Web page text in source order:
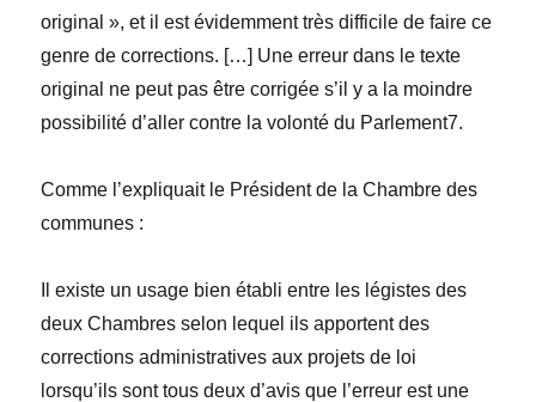
original », et il est évidemment très difficile de faire ce
genre de corrections. […] Une erreur dans le texte
original ne peut pas être corrigée s’il y a la moindre
possibilité d’aller contre la volonté du Parlement7.
Comme l’expliquait le Président de la Chambre des
communes :
Il existe un usage bien établi entre les légistes des
deux Chambres selon lequel ils apportent des
corrections administratives aux projets de loi
lorsqu’ils sont tous deux d’avis que l’erreur est une